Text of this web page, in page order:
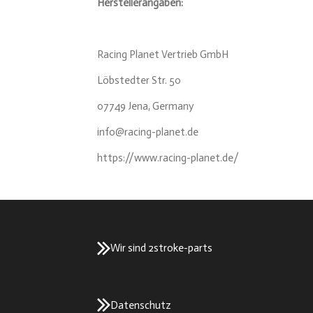
Racing Planet Vertrieb GmbH
Löbstedter Str. 50
07749 Jena, Germany
info@racing-planet.de
https://www.racing-planet.de/
Wir sind 2stroke-parts
Datenschutz